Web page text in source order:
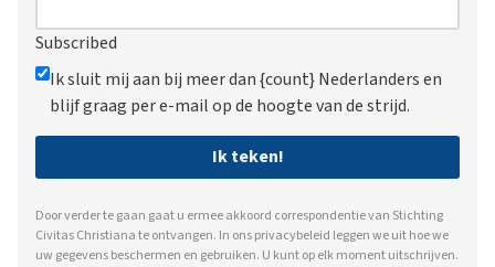
Subscribed
Ik sluit mij aan bij meer dan {count} Nederlanders en
blijf graag per e-mail op de hoogte van de strijd.
Ik teken!
Door verder te gaan gaat u ermee akkoord correspondentie van Stichting
Civitas Christiana te ontvangen. In onsprivacybeleid leggen we uit hoe we
uw gegevens beschermen en gebruiken. U kunt op elk moment uitschrijven.